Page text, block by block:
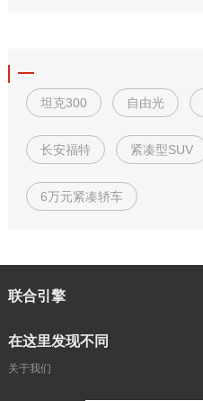
坦克300 自由光
长安福特 紧凑型SUV
6万元紧凑轿车
联合引擎
在这里发现不同
关于我们